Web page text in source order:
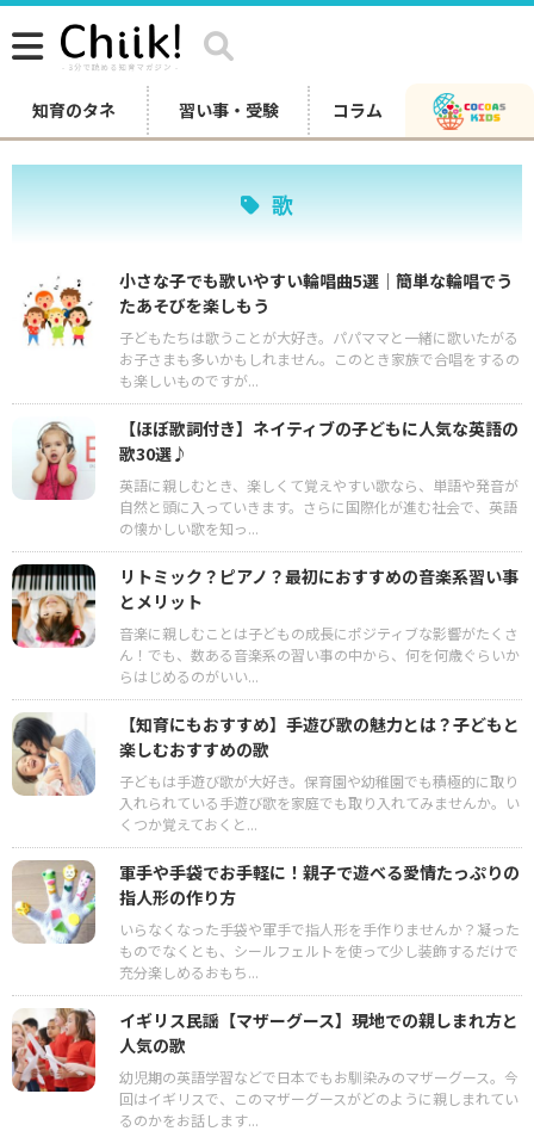
知育のタネ 習い事・受験 コラム
歌
小さな子でも歌いやすい輪唱曲5選│簡単な輪唱でう
たあそびを楽しもう
子どもたちは歌うことが大好き。パパママと一緒に歌いたがる
お子さまも多いかもしれません。このとき家族で合唱をするの
も楽しいものですが...
【ほぼ歌詞付き】ネイティブの子どもに人気な英語の
歌30選♪
英語に親しむとき、楽しくて覚えやすい歌なら、単語や発音が
自然と頭に入っていきます。さらに国際化が進む社会で、英語
の懐かしい歌を知っ...
リトミック？ピアノ？最初におすすめの音楽系習い事
とメリット
音楽に親しむことは子どもの成長にポジティブな影響がたくさ
ん！でも、数ある音楽系の習い事の中から、何を何歳ぐらいか
らはじめるのがいい...
【知育にもおすすめ】手遊び歌の魅力とは？子どもと
楽しむおすすめの歌
子どもは手遊び歌が大好き。保育園や幼稚園でも積極的に取り
入れられている手遊び歌を家庭でも取り入れてみませんか。い
くつか覚えておくと...
軍手や手袋でお手軽に！親子で遊べる愛情たっぷりの
指人形の作り方
いらなくなった手袋や軍手で指人形を手作りませんか？凝った
ものでなくとも、シールフェルトを使って少し装飾するだけで
充分楽しめるおもち...
イギリス民謡【マザーグース】現地での親しまれ方と
人気の歌
幼児期の英語学習などで日本でもお馴染みのマザーグース。今
回はイギリスで、このマザーグースがどのように親しまれてい
るのかをお話します...